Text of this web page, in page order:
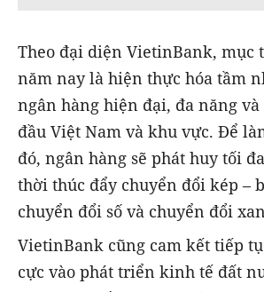
Theo đại diện VietinBank, mục
năm nay là hiện thực hóa tầm
ngân hàng hiện đại, đa năng
đầu Việt Nam và khu vực. Để
đó, ngân hàng sẽ phát huy tối
thời thúc đẩy chuyển đổi kép –
chuyển đổi số và chuyển đổi
VietinBank cũng cam kết tiếp
cực vào phát triển kinh tế đất